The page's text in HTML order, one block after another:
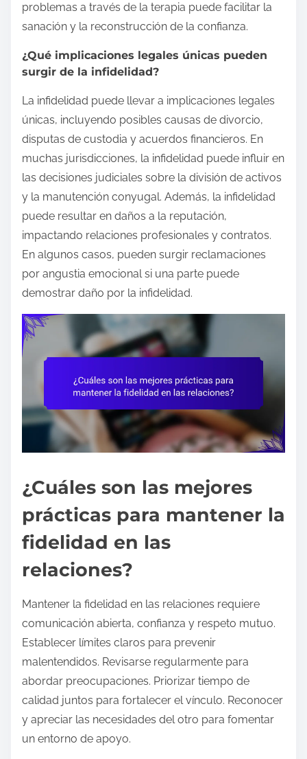
problemas a través de la terapia puede facilitar la
sanación y la reconstrucción de la confianza.
¿Qué implicaciones legales únicas pueden
surgir de la infidelidad?
La infidelidad puede llevar a implicaciones legales
únicas, incluyendo posibles causas de divorcio,
disputas de custodia y acuerdos financieros. En
muchas jurisdicciones, la infidelidad puede influir en
las decisiones judiciales sobre la división de activos
y la manutención conyugal. Además, la infidelidad
puede resultar en daños a la reputación,
impactando relaciones profesionales y contratos.
En algunos casos, pueden surgir reclamaciones
por angustia emocional si una parte puede
demostrar daño por la infidelidad.
¿Cuáles son las mejores
prácticas para mantener la
fidelidad en las
relaciones?
Mantener la fidelidad en las relaciones requiere
comunicación abierta, confianza y respeto mutuo.
Establecer límites claros para prevenir
malentendidos. Revisarse regularmente para
abordar preocupaciones. Priorizar tiempo de
calidad juntos para fortalecer el vínculo. Reconocer
y apreciar las necesidades del otro para fomentar
un entorno de apoyo.